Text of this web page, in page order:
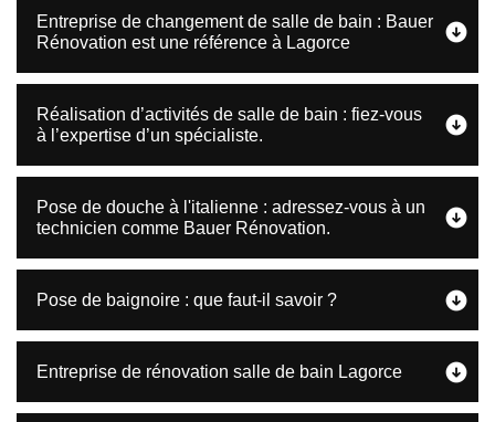
Entreprise de changement de salle de bain : Bauer
Rénovation est une référence à Lagorce
Réalisation d’activités de salle de bain : fiez-vous
à l’expertise d’un spécialiste.
Pose de douche à l'italienne : adressez-vous à un
technicien comme Bauer Rénovation.
Pose de baignoire : que faut-il savoir ?
Entreprise de rénovation salle de bain Lagorce